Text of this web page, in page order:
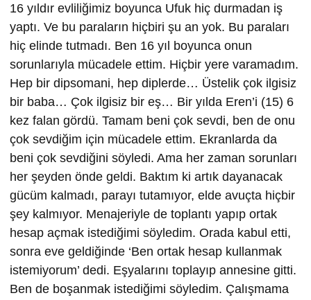
16 yıldır evliliğimiz boyunca Ufuk hiç durmadan iş
yaptı. Ve bu paraların hiçbiri şu an yok. Bu paraları
hiç elinde tutmadı. Ben 16 yıl boyunca onun
sorunlarıyla mücadele ettim. Hiçbir yere varamadım.
Hep bir dipsomani, hep diplerde… Üstelik çok ilgisiz
bir baba… Çok ilgisiz bir eş… Bir yılda Eren’i (15) 6
kez falan gördü. Tamam beni çok sevdi, ben de onu
çok sevdiğim için mücadele ettim. Ekranlarda da
beni çok sevdiğini söyledi. Ama her zaman sorunları
her şeyden önde geldi. Baktım ki artık dayanacak
gücüm kalmadı, parayı tutamıyor, elde avuçta hiçbir
şey kalmıyor. Menajeriyle de toplantı yapıp ortak
hesap açmak istediğimi söyledim. Orada kabul etti,
sonra eve geldiğinde ‘Ben ortak hesap kullanmak
istemiyorum’ dedi. Eşyalarını toplayıp annesine gitti.
Ben de boşanmak istediğimi söyledim. Çalışmama